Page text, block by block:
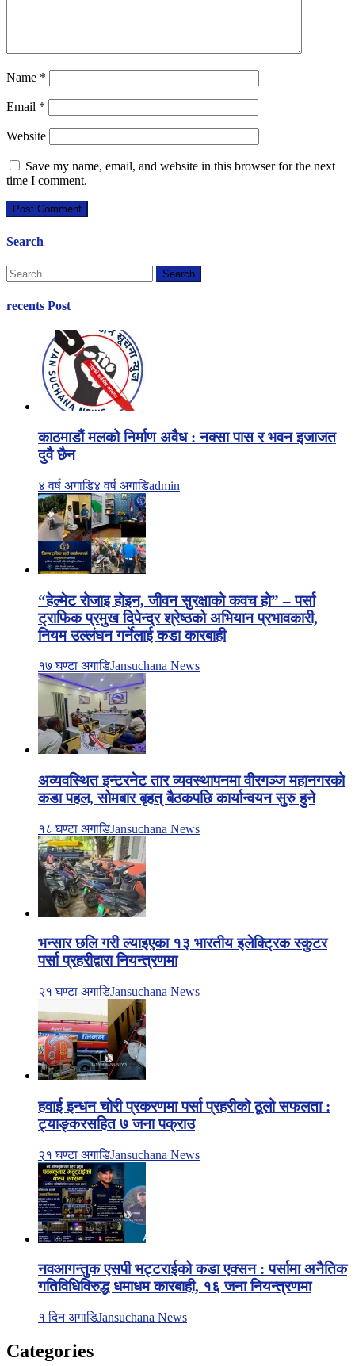
Name *
Email *
Website
Save my name, email, and website in this browser for the next
time I comment.
Search
Search
for:
recents Post
काठमाडौं मलको निर्माण अवैध : नक्सा पास र भवन इजाजत
दुवै छैन
४ वर्ष अगाडि४ वर्ष अगाडिadmin
“हेल्मेट रोजाइ होइन, जीवन सुरक्षाको कवच हो” – पर्सा
ट्राफिक प्रमुख दिपेन्द्र श्रेष्ठको अभियान प्रभावकारी,
नियम उल्लंघन गर्नेलाई कडा कारबाही
१७ घण्टा अगाडिJansuchana News
अव्यवस्थित इन्टरनेट तार व्यवस्थापनमा वीरगञ्ज महानगरको
कडा पहल, सोमबार बृहत् बैठकपछि कार्यान्वयन सुरु हुने
१८ घण्टा अगाडिJansuchana News
भन्सार छलि गरी ल्याइएका १३ भारतीय इलेक्ट्रिक स्कुटर
पर्सा प्रहरीद्वारा नियन्त्रणमा
२१ घण्टा अगाडिJansuchana News
हवाई इन्धन चोरी प्रकरणमा पर्सा प्रहरीको ठूलो सफलता :
ट्याङ्करसहित ७ जना पक्राउ
२१ घण्टा अगाडिJansuchana News
नवआगन्तुक एसपी भट्टराईको कडा एक्सन : पर्सामा अनैतिक
गतिविधिविरुद्ध धमाधम कारबाही, १६ जना नियन्त्रणमा
१ दिन अगाडिJansuchana News
Categories